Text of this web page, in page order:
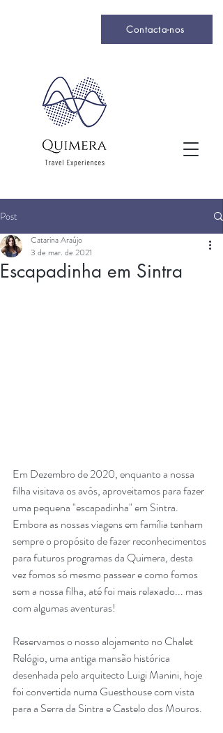
Contacta-nos
Post
Escapadinha em Sintra
Catarina Araújo
3 de mar. de 2021
Em Dezembro de 2020, enquanto a nossa
filha visitava os avós, aproveitamos para fazer
uma pequena "escapadinha" em Sintra.
Embora as nossas viagens em família tenham
sempre o propósito de fazer reconhecimentos
para futuros programas da Quimera, desta
vez fomos só mesmo passear e como fomos
sem a nossa filha, até foi mais relaxado... mas
com algumas aventuras!
Reservamos o nosso alojamento no Chalet
Relógio, uma antiga mansão histórica
desenhada pelo arquitecto Luigi Manini, hoje
foi convertida numa Guesthouse com vista
para a Serra da Sintra e Castelo dos Mouros.